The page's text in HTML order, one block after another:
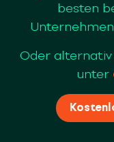
besten
Oder alternativ
unter